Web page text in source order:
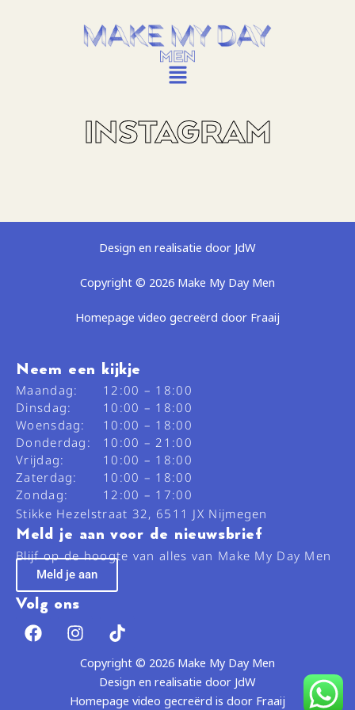
INSTAGRAM
Design en realisatie door JdW
Copyright © 2026 Make My Day Men
Homepage video gecreërd door Fraaij
Neem een kijkje
Maandag:
12:00 – 18:00
Dinsdag:
10:00 – 18:00
Woensdag:
10:00 – 18:00
Donderdag:
10:00 – 21:00
Vrijdag:
10:00 – 18:00
Zaterdag:
10:00 – 18:00
Zondag:
12:00 – 17:00
Stikke Hezelstraat 32, 6511 JX Nijmegen
Meld je aan voor de nieuwsbrief
Blijf op de hoogte van alles van Make My Day Men
Meld je aan
Volg ons
F
a
I
n
s
a
T
i
k
t
o
Copyright © 2026 Make My Day Men
Design en realisatie door JdW
Homepage video gecreërd is door Fraaij